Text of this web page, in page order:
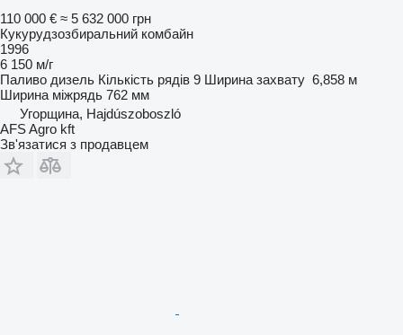
110 000 € ≈ 5 632 000 грн
Кукурудзозбиральний комбайн
1996
6 150 м/г
Паливо дизель Кількість рядів 9 Ширина захвату 6,858 м
Ширина міжрядь 762 мм
Угорщина, Hajdúszoboszló
AFS Agro kft
Зв'язатися з продавцем